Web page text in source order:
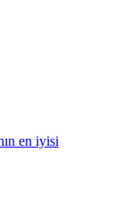
en iyisi